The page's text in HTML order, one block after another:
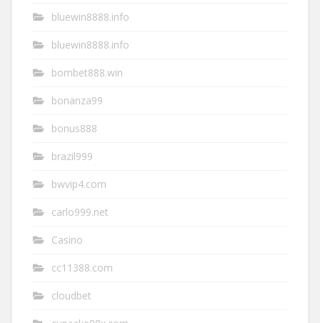
bluewin8888.info
bluewin8888.info
bombet888.win
bonanza99
bonus888
brazil999
bwvip4.com
carlo999.net
Casino
cc11388.com
cloudbet